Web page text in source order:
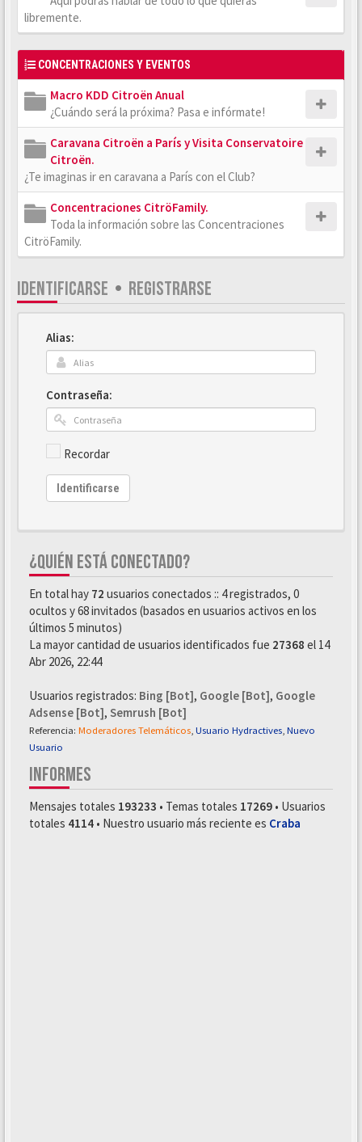
libremente.
CONCENTRACIONES Y EVENTOS
Macro KDD Citroën Anual
¿Cuándo será la próxima? Pasa e infórmate!
Caravana Citroën a París y Visita Conservatoire
Citroën.
¿Te imaginas ir en caravana a París con el Club?
Concentraciones CitröFamily.
Toda la información sobre las Concentraciones
CitröFamily.
IDENTIFICARSE • REGISTRARSE
Alias:
Contraseña:
Recordar
Identificarse
¿QUIÉN ESTÁ CONECTADO?
En total hay 72 usuarios conectados :: 4 registrados, 0
ocultos y 68 invitados (basados en usuarios activos en los
últimos 5 minutos)
La mayor cantidad de usuarios identificados fue 27368 el 14
Abr 2026, 22:44
Usuarios registrados: Bing [Bot], Google [Bot], Google
Adsense [Bot], Semrush [Bot]
Referencia: Moderadores Telemáticos Usuario Hydractives Nuevo
Usuario
INFORMES
Mensajes totales 193233 • Temas totales 17269 • Usuarios
totales 4114 • Nuestro usuario más reciente es Craba